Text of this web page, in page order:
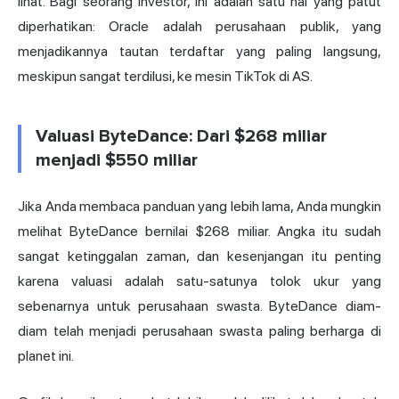
diperhatikan: Oracle adalah perusahaan publik, yang
menjadikannya tautan terdaftar yang paling langsung,
meskipun sangat terdilusi, ke mesin TikTok di AS.
Valuasi ByteDance: Dari $268 miliar
menjadi $550 miliar
Jika Anda membaca panduan yang lebih lama, Anda mungkin
melihat ByteDance bernilai $268 miliar. Angka itu sudah
sangat ketinggalan zaman, dan kesenjangan itu penting
karena valuasi adalah satu-satunya tolok ukur yang
sebenarnya untuk perusahaan swasta. ByteDance diam-
diam telah menjadi perusahaan swasta paling berharga di
planet ini.